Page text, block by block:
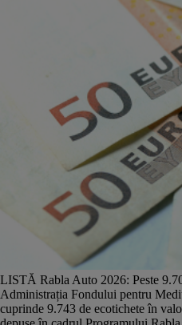
LISTĂ Rabla Auto 2026: Peste
Administrația Fondului pentru
cuprinde 9.743 de ecotichete în